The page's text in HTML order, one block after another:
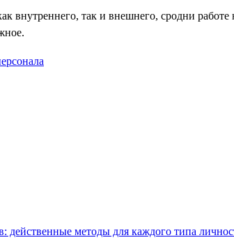
внутреннего, так и внешнего, сродни